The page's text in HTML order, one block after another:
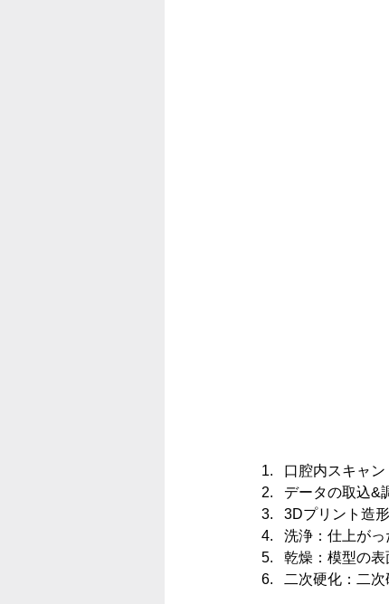
口腔内スキャ
データの取込&
3Dプリント造
洗浄：仕上がっ
乾燥：模型の表
二次硬化：二